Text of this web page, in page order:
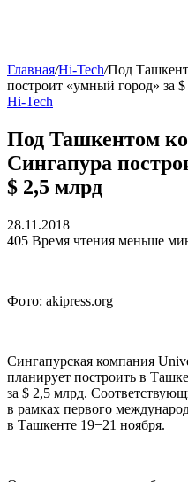
Главная/Hi-Tech/Под
построит «умный город» за
Hi-Tech
Под Ташкентом
Сингапура
$ 2,5 млрд
28.11.2018
405 Время чтения меньше
Фото: akipress.org
Сингапурская компания
планирует построить в
за $ 2,5 млрд.
в рамках первого
в Ташкенте 19−21 ноября.